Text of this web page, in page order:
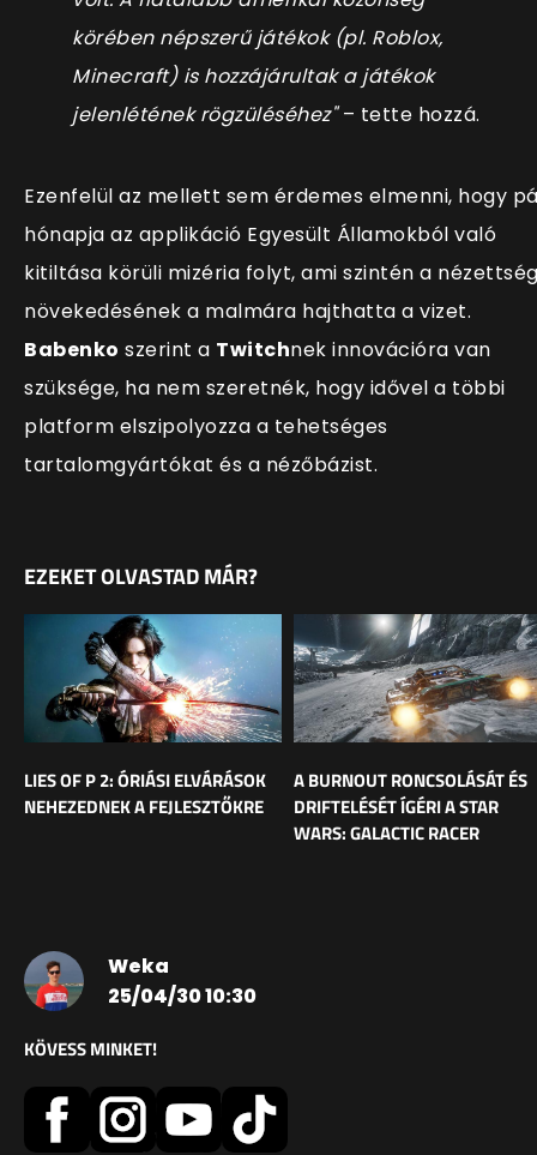
körében népszerű játékok (pl. Roblox,
Minecraft) is hozzájárultaka játékok
jelenlétének rögzüléséhez"– tette hozzá.
Ezenfelül az mellett sem érdemes elmenni, hogy
hónapja az applikáció Egyesült Államokból való
kitiltása körüli mizéria folyt, ami szintén a
növekedésének a malmára hajthatta a vizet.
Babenko szerint a Twitchnek innovációra van
szüksége, ha nem szeretnék, hogy idővel a többi
platform elszipolyozza a tehetséges
tartalomgyártókat és a nézőbázist.
EZEKET OLVASTAD MÁR?
LIES OF P 2: ÓRIÁSI ELVÁRÁSOK
NEHEZEDNEK A FEJLESZTŐKRE
A BURNOUT RONCSOLÁSÁT ÉS
DRIFTELÉSÉT ÍGÉRI A STAR
WARS: GALACTIC RACER
Weka
25/04/30 10:30
KÖVESS MINKET!